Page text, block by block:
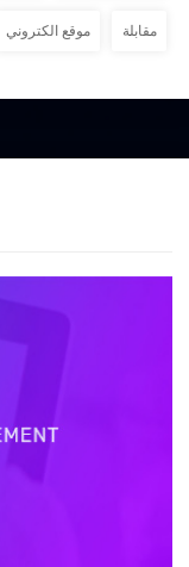
مقابلة موقع الكتروني